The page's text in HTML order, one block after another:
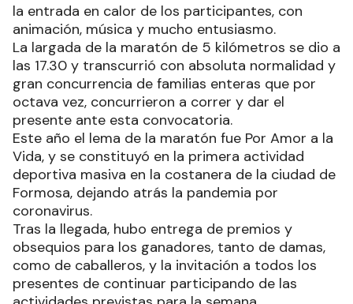
la entrada en calor de los participantes, con
animación, música y mucho entusiasmo.
La largada de la maratón de 5 kilómetros se dio a
las 17.30 y transcurrió con absoluta normalidad y
gran concurrencia de familias enteras que por
octava vez, concurrieron a correr y dar el
presente ante esta convocatoria.
Este año el lema de la maratón fue Por Amor a la
Vida, y se constituyó en la primera actividad
deportiva masiva en la costanera de la ciudad de
Formosa, dejando atrás la pandemia por
coronavirus.
Tras la llegada, hubo entrega de premios y
obsequios para los ganadores, tanto de damas,
como de caballeros, y la invitación a todos los
presentes de continuar participando de las